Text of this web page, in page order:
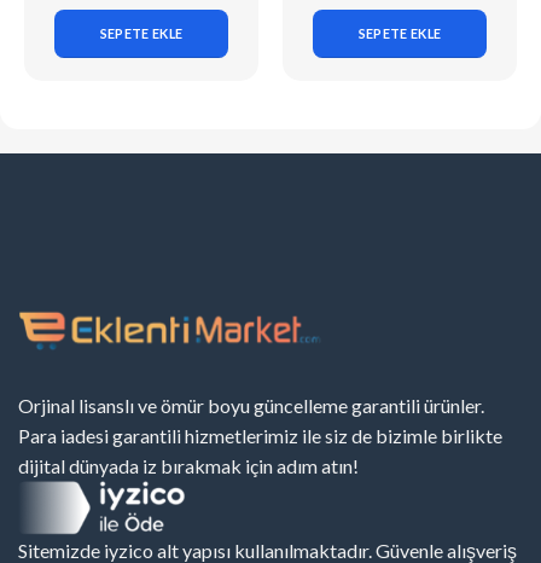
SEPETE EKLE SEPETE EKLE
Orjinal lisanslı ve ömür boyu güncelleme garantili ürünler.
Para iadesi garantili hizmetlerimiz ile siz de bizimle birlikte
dijital dünyada iz bırakmak için adım atın!
Sitemizde iyzico alt yapısı kullanılmaktadır. Güvenle alışveriş